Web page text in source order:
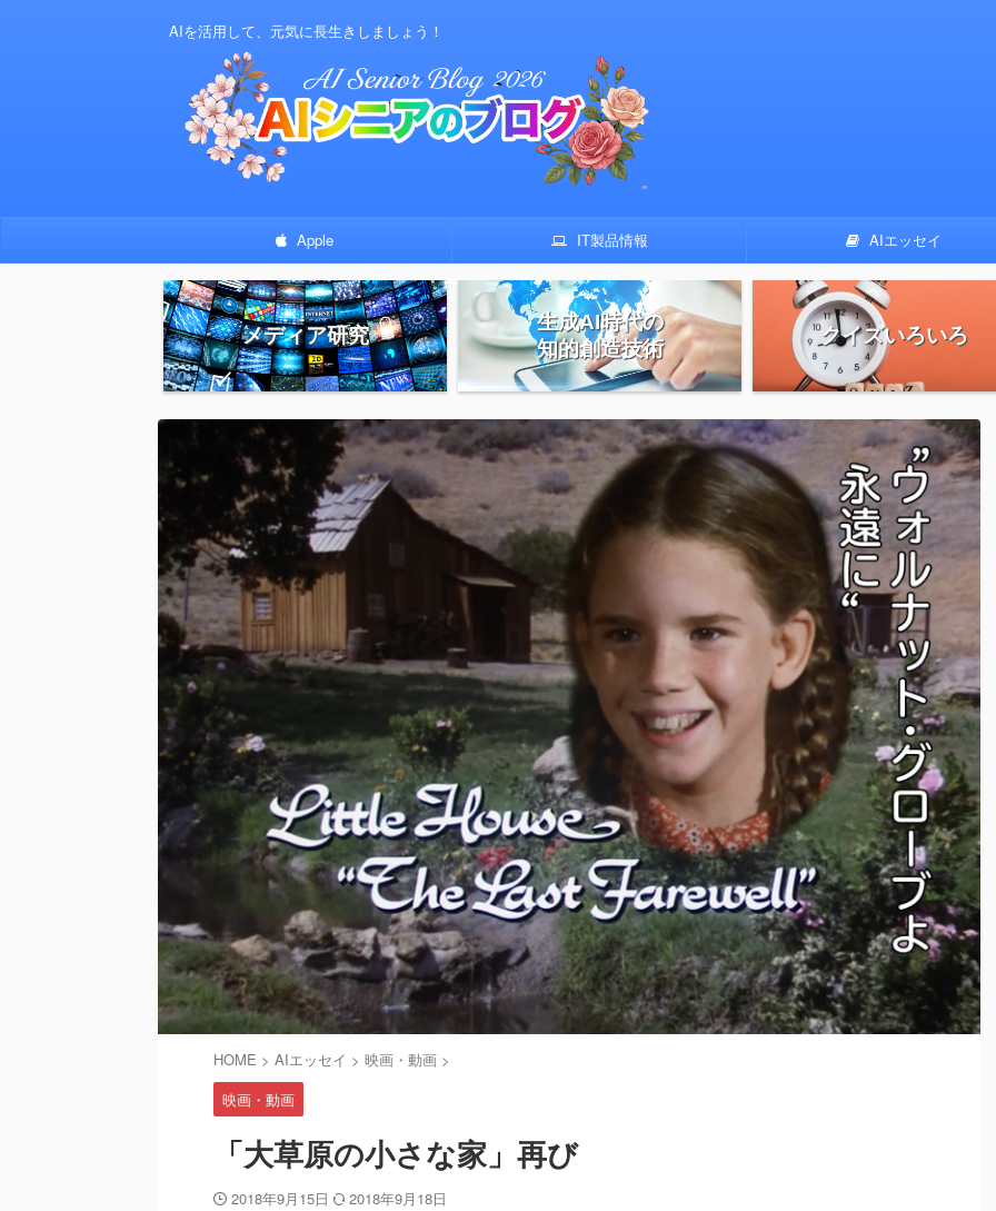
AIを活用して、元気に長生きしましょう！
Apple IT製品情報 AIエッセイ
メディア研究
生成AI時代の
知的創造技術
クイズいろいろ
HOME > AIエッセイ > 映画・動画 >
映画・動画
「大草原の小さな家」再び
2018年9月15日 2018年9月18日